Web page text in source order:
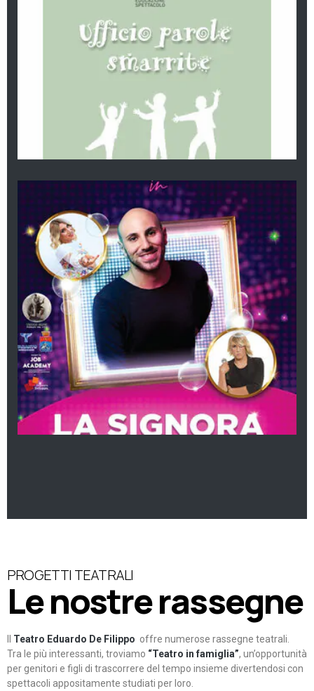
PROGETTI TEATRALI
Le nostre rassegne
Teatro Eduardo De Filippo offre numerose rassegne teatrali.
Tra le più interessanti, troviamo “Teatro in famiglia”, un’opportunità
per genitori e figli di trascorrere del tempo insieme divertendosi con
spettacoli appositamente studiati per loro.